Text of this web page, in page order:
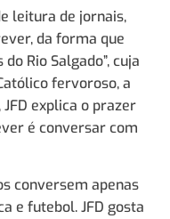
leitura de jornais,
da forma que
Rio Salgado”, cuja
fervoroso, a
explica o prazer
é conversar com
conversem apenas
e futebol. JFD gosta